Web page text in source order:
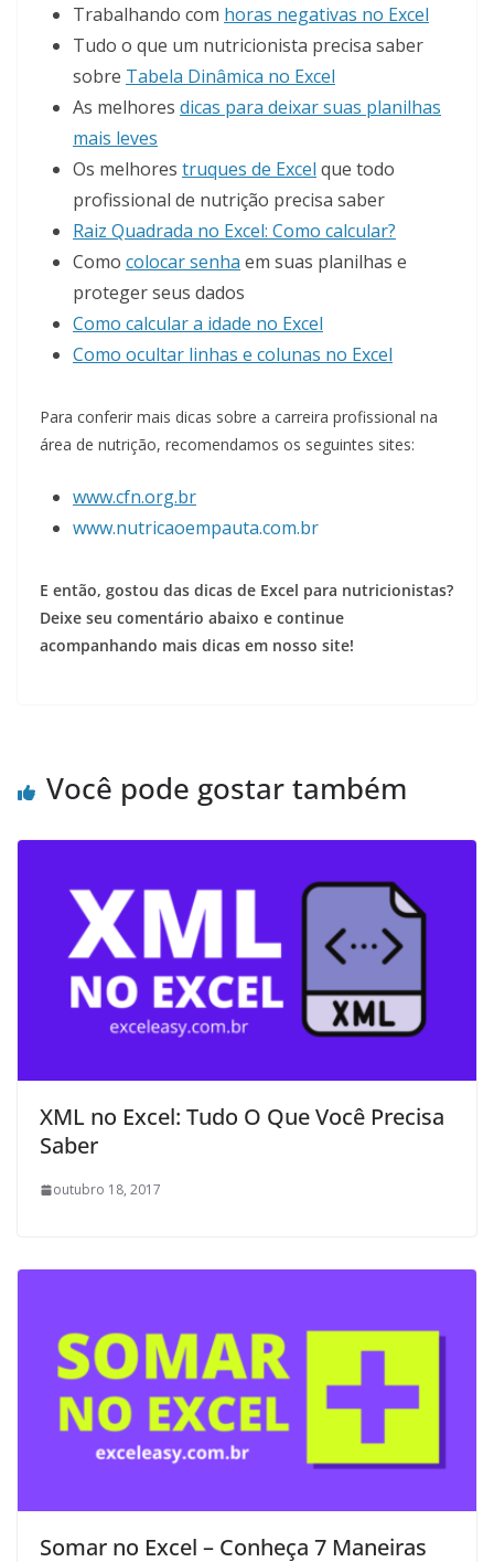
Trabalhando com horas negativas no Excel
Tudo o que um nutricionista precisa saber
sobre Tabela Dinâmica no Excel
As melhores dicas para deixar suas planilhas
mais leves
Os melhores truques de Excel que todo
profissional de nutrição precisa saber
Raiz Quadrada no Excel: Como calcular?
Como colocar senha em suas planilhas e
proteger seus dados
Como calcular a idade no Excel
Como ocultar linhas e colunas no Excel
Para conferir mais dicas sobre a carreira profissional na
área de nutrição, recomendamos os seguintes sites:
www.cfn.org.br
www.nutricaoempauta.com.br
E então, gostou das dicas de Excel para nutricionistas?
Deixe seu comentário abaixo e continue
acompanhando mais dicas em nosso site!
Você pode gostar também
XML no Excel: Tudo O Que Você Precisa
Saber
outubro 18, 2017
Somar no Excel – Conheça 7 Maneiras